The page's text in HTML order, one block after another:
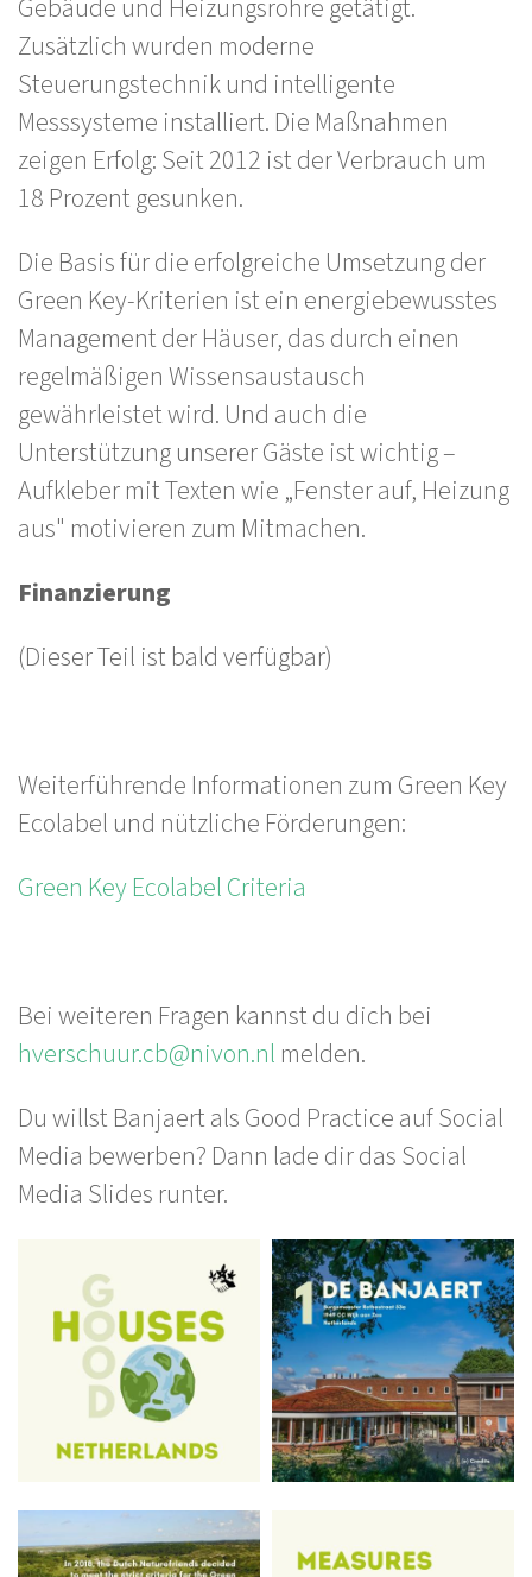
Gebäude und Heizungsrohre getätigt.
Zusätzlich wurden moderne
Steuerungstechnik und intelligente
Messsysteme installiert. Die Maßnahmen
zeigen Erfolg: Seit 2012 ist der Verbrauch um
18 Prozent gesunken.
Die Basis für die erfolgreiche Umsetzung der
Green Key-Kriterien ist ein energiebewusstes
Management der Häuser, das durch einen
regelmäßigen Wissensaustausch
gewährleistet wird. Und auch die
Unterstützung unserer Gäste ist wichtig –
Aufkleber mit Texten wie „Fenster auf, Heizung
aus" motivieren zum Mitmachen.
Finanzierung
(Dieser Teil ist bald verfügbar)
Weiterführende Informationen zum Green Key
Ecolabel und nützliche Förderungen:
Green Key Ecolabel Criteria
Bei weiteren Fragen kannst du dich bei
hverschuur.cb@nivon.nl melden.
Du willst Banjaert als Good Practice auf Social
Media bewerben? Dann lade dir das Social
Media Slides runter.